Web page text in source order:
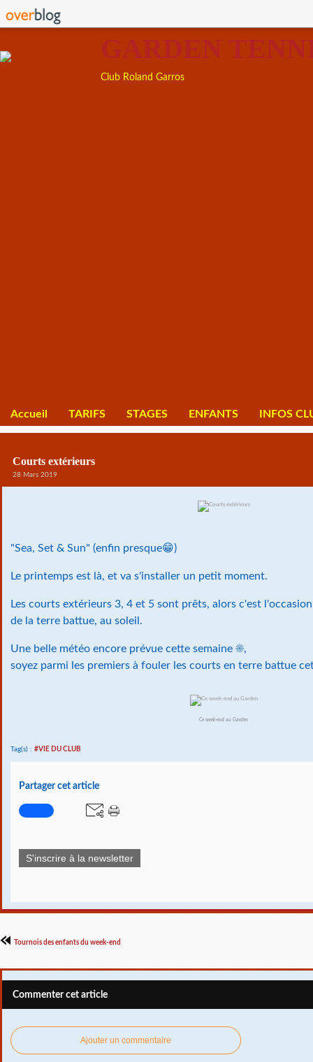
GARDEN
Club Roland Garros
Accueil TARIFS STAGES ENFANTS INFOS
Courts extérieurs
28 Mars 2019
"Sea, Set & Sun" (enfin presque😁)
Le printemps est là, et va s'installer un petit moment.
Les courts extérieurs 3, 4 et 5 sont prêts, alors c'est
de la terre battue, au soleil.
Une belle météo encore prévue cette semaine ☀️,
soyez parmi les premiers à fouler les courts en terre battue
Ce week-end au Garden
Tag(s) : #VIE DU CLUB
Partager cet article
S'inscrire à la newsletter
Tournois des enfants du week-end
Commenter cet article
Ajouter un commentaire